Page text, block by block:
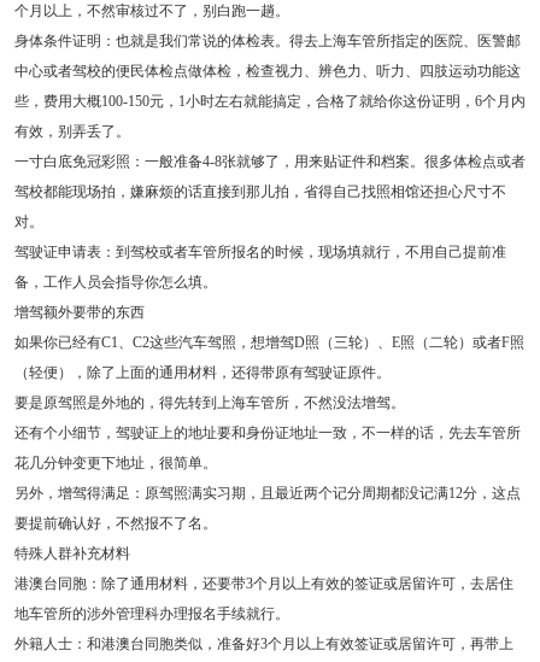
个月以上，不然审核过不了，别白跑一趟。
身体条件证明：也就是我们常说的体检表。得去上海车管所指定的医院、医警邮
中心或者驾校的便民体检点做体检，检查视力、辨色力、听力、四肢运动功能这
些，费用大概100-150元，1小时左右就能搞定，合格了就给你这份证明，6个月内
有效，别弄丢了。
一寸白底免冠彩照：一般准备4-8张就够了，用来贴证件和档案。很多体检点或者
驾校都能现场拍，嫌麻烦的话直接到那儿拍，省得自己找照相馆还担心尺寸不
对。
驾驶证申请表：到驾校或者车管所报名的时候，现场填就行，不用自己提前准
备，工作人员会指导你怎么填。
增驾额外要带的东西
如果你已经有C1、C2这些汽车驾照，想增驾D照（三轮）、E照（二轮）或者F照
（轻便），除了上面的通用材料，还得带原有驾驶证原件。
要是原驾照是外地的，得先转到上海车管所，不然没法增驾。
还有个小细节，驾驶证上的地址要和身份证地址一致，不一样的话，先去车管所
花几分钟变更下地址，很简单。
另外，增驾得满足：原驾照满实习期，且最近两个记分周期都没记满12分，这点
要提前确认好，不然报不了名。
特殊人群补充材料
港澳台同胞：除了通用材料，还要带3个月以上有效的签证或居留许可，去居住
地车管所的涉外管理科办理报名手续就行。
外籍人士：和港澳台同胞类似，准备好3个月以上有效签证或居留许可，再带上